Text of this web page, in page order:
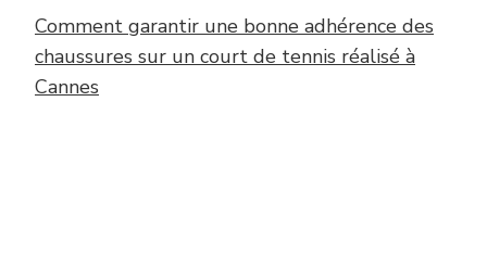
Comment garantir une bonne adhérence des
chaussures sur un court de tennis réalisé à
Cannes